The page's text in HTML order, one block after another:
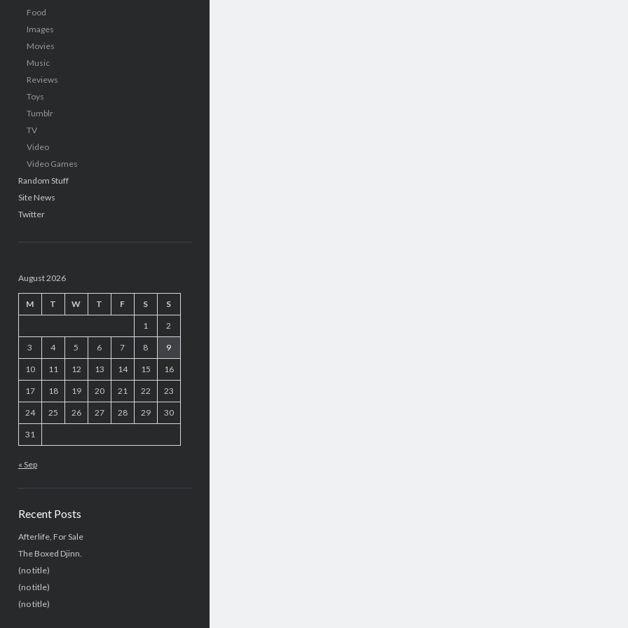
Food
Images
Movies
Music
Reviews
Toys
Tumblr
TV
Video
Video Games
Random Stuff
Site News
Twitter
August 2026
M T W T F S S
1 2
3 4 5 6 7 8 9
10 11 12 13 14 15 16
17 18 19 20 21 22 23
24 25 26 27 28 29 30
31
« Sep
Recent Posts
Afterlife, For Sale
The Boxed Djinn.
(no title)
(no title)
(no title)